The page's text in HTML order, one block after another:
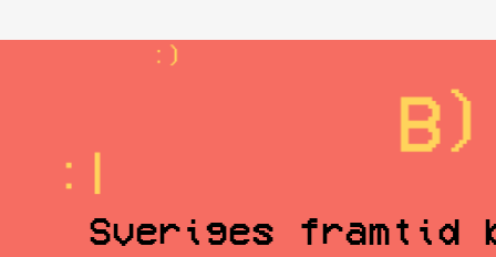
Sveriges framtid